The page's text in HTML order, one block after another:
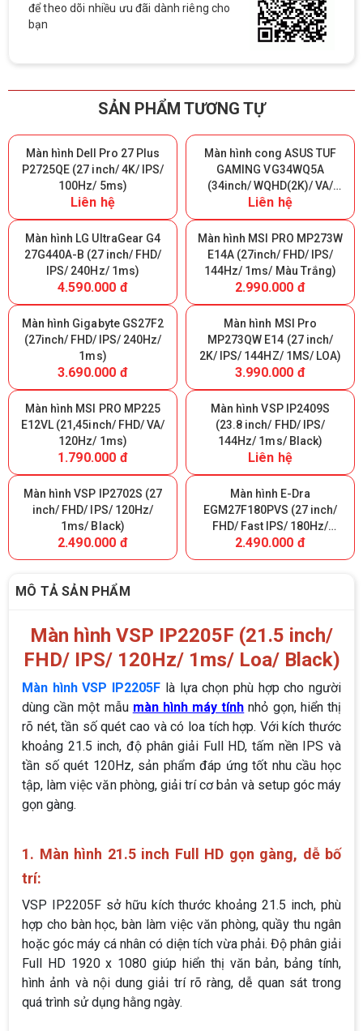
để theo dõi nhiều ưu đãi dành riêng cho
bạn
SẢN PHẨM TƯƠNG TỰ
Màn hình Dell Pro 27 Plus
P2725QE (27 inch/ 4K/ IPS/
100Hz/ 5ms)
Liên hệ
Màn hình cong ASUS TUF
GAMING VG34WQ5A
(34inch/ WQHD(2K)/ VA/
200Hz/ 0.5ms/ 1500R)
Liên hệ
Màn hình LG UltraGear G4
27G440A-B (27 inch/ FHD/
IPS/ 240Hz/ 1ms)
4.590.000 đ
Màn hình MSI PRO MP273W
E14A (27inch/ FHD/ IPS/
144Hz/ 1ms/ Màu Trắng)
2.990.000 đ
Màn hình Gigabyte GS27F2
(27inch/ FHD/ IPS/ 240Hz/
1ms)
3.690.000 đ
Màn hình MSI Pro
MP273QW E14 (27 inch/
2K/ IPS/ 144HZ/ 1MS/ LOA)
3.990.000 đ
Màn hình MSI PRO MP225
E12VL (21,45inch/ FHD/ VA/
120Hz/ 1ms)
1.790.000 đ
Màn hình VSP IP2409S
(23.8 inch/ FHD/ IPS/
144Hz/ 1ms/ Black)
Liên hệ
Màn hình VSP IP2702S (27
inch/ FHD/ IPS/ 120Hz/
1ms/ Black)
2.490.000 đ
Màn hình E-Dra
EGM27F180PVS (27 inch/
FHD/ Fast IPS/ 180Hz/
0.5ms)
2.490.000 đ
MÔ TẢ SẢN PHẨM
Màn hình VSP IP2205F (21.5 inch/
FHD/ IPS/ 120Hz/ 1ms/ Loa/ Black)
Màn hình VSP IP2205F là lựa chọn phù hợp cho người
dùng cần một mẫu màn hình máy tính nhỏ gọn, hiển thị
rõ nét, tần số quét cao và có loa tích hợp. Với kích thước
khoảng 21.5 inch, độ phân giải Full HD, tấm nền IPS và
tần số quét 120Hz, sản phẩm đáp ứng tốt nhu cầu học
tập, làm việc văn phòng, giải trí cơ bản và setup góc máy
gọn gàng.
1. Màn hình 21.5 inch Full HD gọn gàng, dễ bố
trí:
VSP IP2205F sở hữu kích thước khoảng 21.5 inch, phù
hợp cho bàn học, bàn làm việc văn phòng, quầy thu ngân
hoặc góc máy cá nhân có diện tích vừa phải. Độ phân giải
Full HD 1920 x 1080 giúp hiển thị văn bản, bảng tính,
hình ảnh và nội dung giải trí rõ ràng, dễ quan sát trong
quá trình sử dụng hằng ngày.